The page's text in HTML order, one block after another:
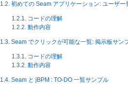
1.2. 初めての Seam アプリケーション: ユーザー
1.2.1. コードの理解
1.2.2. 動作内容
1.3. Seam でクリックが可能な一覧: 掲示板サン
1.3.1. コードの理解
1.3.2. 動作内容
1.4. Seam と jBPM : TO-DO 一覧サンプル